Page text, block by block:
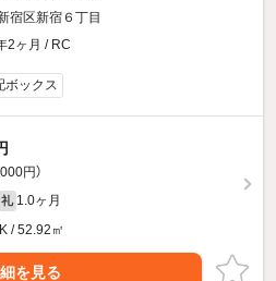
宿区新宿６丁目
2ヶ月 / RC
ボックス
円）
礼 1.0ヶ月
/ 52.92㎡
を見る